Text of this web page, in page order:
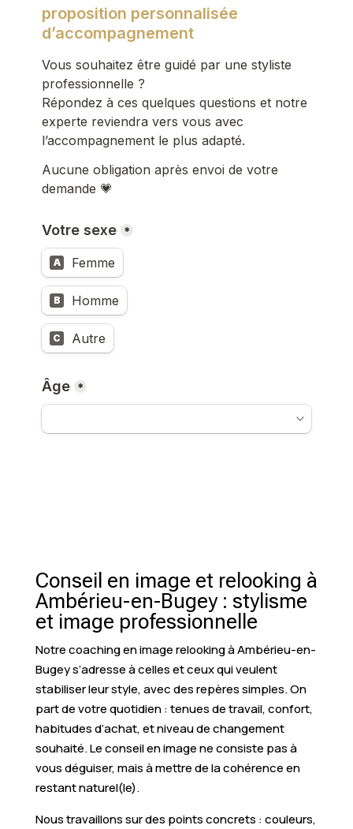
Conseil en image et relooking à
Ambérieu-en-Bugey : stylisme
et image professionnelle
Notre coaching en image relooking à Ambérieu-en-
Bugey s’adresse à celles et ceux qui veulent
stabiliser leur style, avec des repères simples. On
part de votre quotidien : tenues de travail, confort,
habitudes d’achat, et niveau de changement
souhaité. Le conseil en image ne consiste pas à
vous déguiser, mais à mettre de la cohérence en
restant naturel(le).
Nous travaillons sur des points concrets : couleurs,